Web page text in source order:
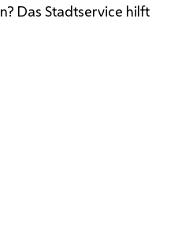
Das Stadtservice hilft